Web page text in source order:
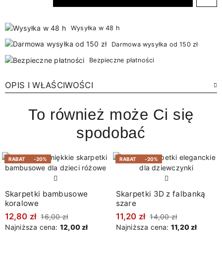
Wysyłka w 48 h
Darmowa wysyłka od 150 zł
Bezpieczne płatności
OPIS I WŁAŚCIWOŚCI
To również może Ci się
spodobać
RABAT -20%
Skarpetki bambusowe
koralowe
12,80 zł 16,00 zł
Najniższa cena: 12,00 zł
RABAT -20%
Skarpetki 3D z falbanką
szare
11,20 zł 14,00 zł
Najniższa cena: 11,20 zł